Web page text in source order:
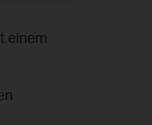
einem